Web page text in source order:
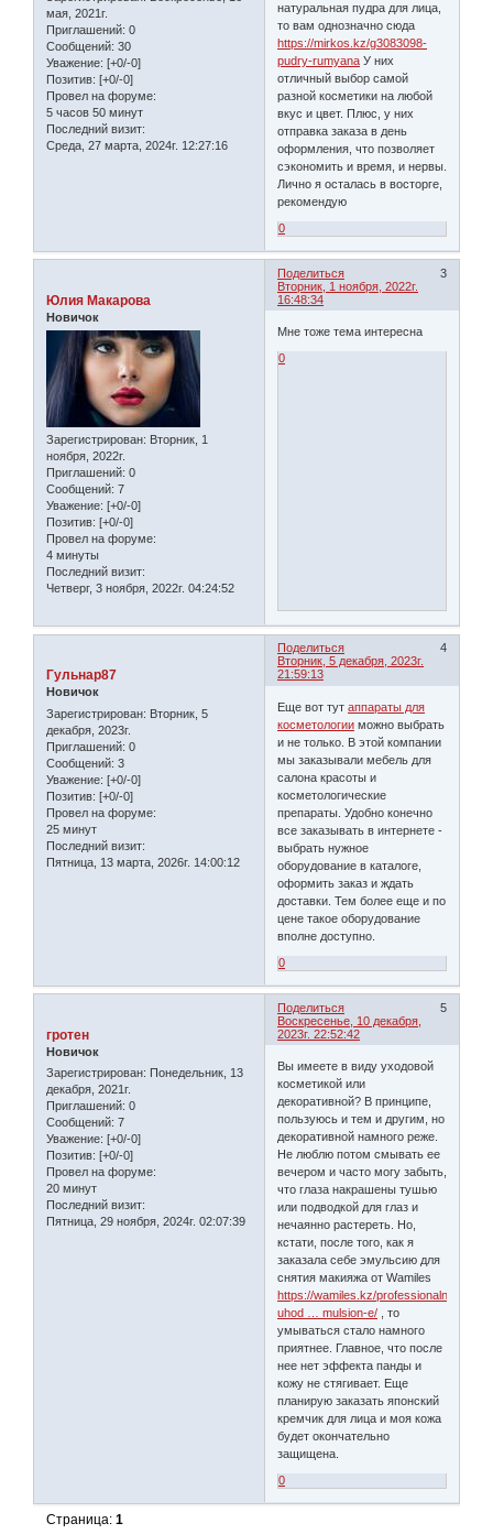
мая, 2021г.
Приглашений: 0
Сообщений: 30
Уважение: [+0/-0]
Позитив: [+0/-0]
Провел на форуме:
5 часов 50 минут
Последний визит:
Среда, 27 марта, 2024г. 12:27:16
натуральная пудра для лица,
то вам однозначно сюда
https://mirkos.kz/g3083098-
pudry-rumyana У них
отличный выбор самой
разной косметики на любой
вкус и цвет. Плюс, у них
отправка заказа в день
оформления, что позволяет
сэкономить и время, и нервы.
Лично я осталась в восторге,
рекомендую
0
Поделиться
3
Вторник, 1 ноября, 2022г.
16:48:34
Юлия Макарова
Новичок
Зарегистрирован: Вторник, 1
ноября, 2022г.
Приглашений: 0
Сообщений: 7
Уважение: [+0/-0]
Позитив: [+0/-0]
Провел на форуме:
4 минуты
Последний визит:
Четверг, 3 ноября, 2022г. 04:24:52
Мне тоже тема интересна
0
Поделиться
4
Вторник, 5 декабря, 2023г.
21:59:13
Гульнар87
Новичок
Зарегистрирован: Вторник, 5
декабря, 2023г.
Приглашений: 0
Сообщений: 3
Уважение: [+0/-0]
Позитив: [+0/-0]
Провел на форуме:
25 минут
Последний визит:
Пятница, 13 марта, 2026г. 14:00:12
Еще вот тутаппараты для
косметологии можно выбрать
и не только. В этой компании
мы заказывали мебель для
салона красоты и
косметологические
препараты. Удобно конечно
все заказывать в интернете -
выбрать нужное
оборудование в каталоге,
оформить заказ и ждать
доставки. Тем более еще и по
цене такое оборудование
вполне доступно.
0
Поделиться
5
Воскресенье, 10 декабря,
2023г. 22:52:42
гротен
Новичок
Зарегистрирован: Понедельник, 13
декабря, 2021г.
Приглашений: 0
Сообщений: 7
Уважение: [+0/-0]
Позитив: [+0/-0]
Провел на форуме:
20 минут
Последний визит:
Пятница, 29 ноября, 2024г. 02:07:39
Вы имеете в виду уходовой
косметикой или
декоративной? В принципе,
пользуюсь и тем и другим, но
декоративной намного реже.
Не люблю потом смывать ее
вечером и часто могу забыть,
что глаза накрашены тушью
или подводкой для глаз и
нечаянно растереть. Но,
кстати, после того, как я
заказала себе эмульсию для
снятия макияжа от Wamiles
https://wamiles.kz/professionalniy-
uhod … mulsion-e/ , то
умываться стало намного
приятнее. Главное, что после
нее нет эффекта панды и
кожу не стягивает. Еще
планирую заказать японский
кремчик для лица и моя кожа
будет окончательно
защищена.
0
Страница:1